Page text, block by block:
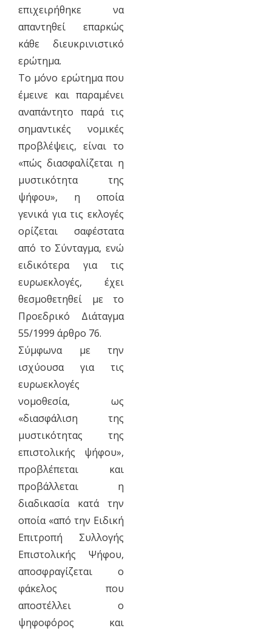
επιχειρήθηκε να
απαντηθεί επαρκώς
κάθε διευκρινιστικό
ερώτημα.
Το μόνο ερώτημα που
έμεινε και παραμένει
αναπάντητο παρά τις
σημαντικές νομικές
προβλέψεις, είναι το
«πώς διασφαλίζεται η
μυστικότητα της
ψήφου», η οποία
γενικά για τις εκλογές
ορίζεται σαφέστατα
από το Σύνταγµα, ενώ
ειδικότερα για τις
ευρωεκλογές, έχει
θεσμοθετηθεί με το
Προεδρικό Διάταγμα
55/1999 άρθρο 76.
Σύμφωνα με την
ισχύουσα για τις
ευρωεκλογές
νομοθεσία, ως
«διασφάλιση της
μυστικότητας της
επιστολικής ψήφου»,
προβλέπεται και
προβάλλεται η
διαδικασία κατά την
οποία «από την Ειδική
Επιτροπή Συλλογής
Επιστολικής Ψήφου,
αποσφραγίζεται ο
φάκελος που
αποστέλλει ο
ψηφοφόρος και